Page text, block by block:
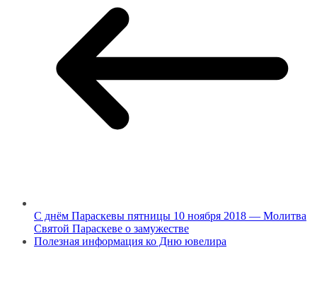
С днём Параскевы пятницы 10 ноября 2018 — Молитва
Святой Параскеве о замужестве
Полезная информация ко Дню ювелира